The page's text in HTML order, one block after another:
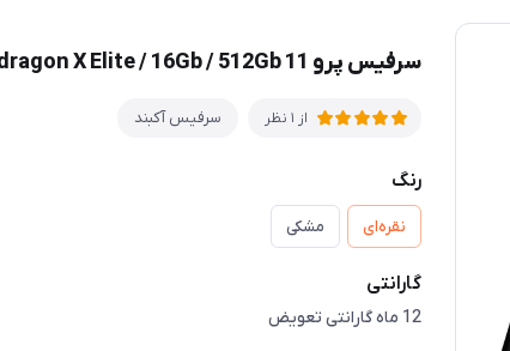
سرفیس پرو 11 Surface Pro 11 Snapdragon X Elite / 16Gb / 512Gb
از 1 نظر سرفیس آکبند
رنگ
نقره‌ای مشکی
گارانتی
12 ماه گارانتی تعویض